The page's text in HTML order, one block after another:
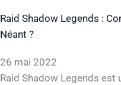
Raid Shadow Legends :
Néant ?
26 mai 2022
Raid Shadow Legends est